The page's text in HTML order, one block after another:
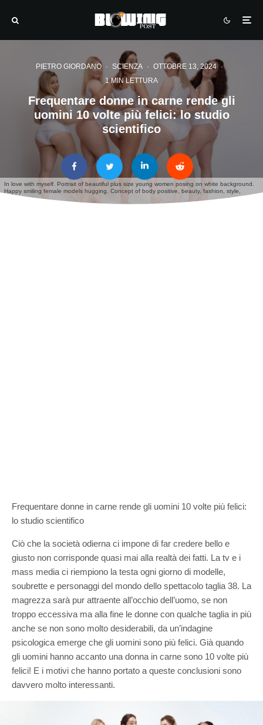
In love with myself. Portrait of beautiful plus size young women posing on white background.
Happy smiling female models hugging. Concept of body positive, beauty, fashion, style,
feminism.
PIETRO GIORDANO · SCIENZA · OTTOBRE 13, 2024 ·
1 MIN LETTURA
Frequentare donne in carne rende gli
uomini 10 volte più felici: lo studio
scientifico
Frequentare donne in carne rende gli uomini 10 volte più felici:
lo studio scientifico
Ciò che la società odierna ci impone di far credere bello e
giusto non corrisponde quasi mai alla realtà dei fatti. La tv e i
mass media ci riempiono la testa ogni giorno di modelle,
soubrette e personaggi del mondo dello spettacolo taglia 38. La
magrezza sarà pur attraente all’occhio dell’uomo, se non
troppo eccessiva ma alla fine le donne con qualche taglia in più
anche se non sono molto desiderabili, da un’indagine
psicologica emerge che gli uomini sono più felici. Già quando
gli uomini hanno accanto una donna in carne sono 10 volte più
felici! E i motivi che hanno portato a queste conclusioni sono
davvero molto interessanti.